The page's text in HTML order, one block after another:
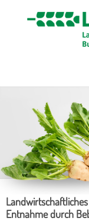
Entnahme durch